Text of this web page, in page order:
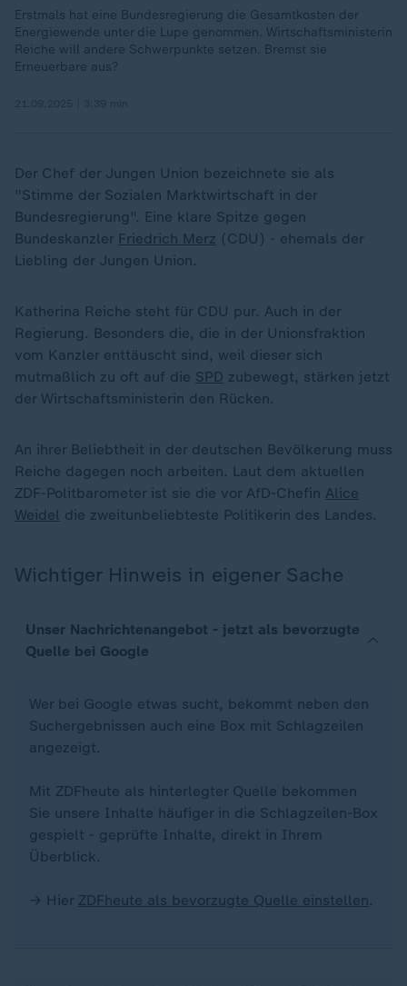
Erstmals hat eine Bundesregierung die Gesamtkosten der
Energiewende unter die Lupe genommen. Wirtschaftsministerin
Reiche will andere Schwerpunkte setzen. Bremst sie
Erneuerbare aus?
Der Chef der Jungen Union bezeichnete sie als
"Stimme der Sozialen Marktwirtschaft in der
Bundesregierung". Eine klare Spitze gegen
Bundeskanzler Friedrich Merz (CDU) - ehemals der
Liebling der Jungen Union.
Katherina Reiche steht für CDU pur. Auch in der
Regierung. Besonders die, die in der Unionsfraktion
vom Kanzler enttäuscht sind, weil dieser sich
mutmaßlich zu oft auf die SPD zubewegt, stärken jetzt
der Wirtschaftsministerin den Rücken.
An ihrer Beliebtheit in der deutschen Bevölkerung muss
Reiche dagegen noch arbeiten. Laut dem aktuellen
ZDF-Politbarometer ist sie die vor AfD-Chefin Alice
Weidel die zweitunbeliebteste Politikerin des Landes.
Wichtiger Hinweis in eigener Sache
Unser Nachrichtenangebot - jetzt als bevorzugte
Quelle bei Google
Wer bei Google etwas sucht, bekommt neben den
Suchergebnissen auch eine Box mit Schlagzeilen
angezeigt.
Mit ZDFheute als hinterlegter Quelle bekommen
Sie unsere Inhalte häufiger in die Schlagzeilen-Box
gespielt - geprüfte Inhalte, direkt in Ihrem
Überblick.
→ Hier ZDFheute als bevorzugte Quelle einstellen.